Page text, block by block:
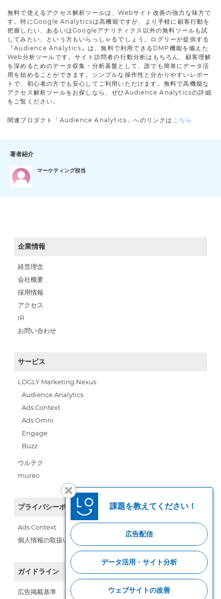
無料で使えるアクセス解析ツールは、Webサイト改善の強力な味方で
す。特にGoogle Analyticsは高機能ですが、より手軽に顧客行動を
把握したい、あるいはGoogleアナリティクス以外の無料ツールも試
してみたい、という方もいらっしゃるでしょう。ログリーが提供する
『Audience Analytics』は、無料で利用できるDMP機能を備えた
Web分析ツールです。サイト訪問者の行動分析はもちろん、顧客理解
を深めるためのデータ収集・分析基盤として、誰でも簡単にデータ活
用を始めることができます。シンプルな操作性と分かりやすいレポー
トで、初心者の方でも安心してご利用いただけます。無料で高機能な
アクセス解析ツールをお探しなら、ぜひAudience Analyticsの詳細
をご覧ください。
関連プロダクト「Audience Analytics」へのリンクは こちら
著者紹介
マーケティング担当
企業情報
経営理念
会社概要
採用情報
アクセス
IR
お問い合わせ
サービス
LOGLY Marketing Nexus
Audience Analytics
Ads Context
Ads Omni
Engage
Buzz
ウルテク
mureo
プライバシーポリシー
Ads Context
個人情報の取扱い
ガイドライン
広告掲載基準
課題を教えてください！
広告配信
データ活用・サイト分析
ウェブサイトの改善